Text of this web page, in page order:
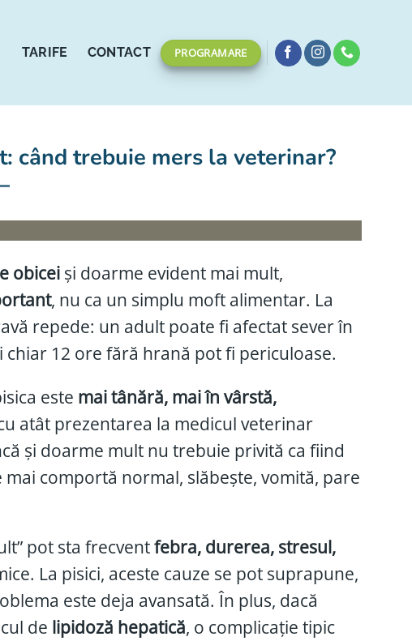
TARIFE CONTACT PROGRAMARE
când trebuie mers la veterinar?
obicei și doarme evident mai mult,
, nu ca un simplu moft alimentar. La
repede: un adult poate fi afectat sever în
12 ore fără hrană pot fi periculoase.
este mai tânără, mai în vârstă,
atât prezentarea la medicul veterinar
și doarme mult nu trebuie privită ca fiind
mai comportă normal, slăbește, vomită, pare
pot sta frecventfebra, durerea, stresul,
La pisici, aceste cauze se pot suprapune,
este deja avansată. În plus, dacă
de lipidoză hepatică, o complicație tipic